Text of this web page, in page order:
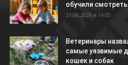
обучили
21.06.2026 в 14:05
Ветеринары
самые уязвимые
кошек и собак